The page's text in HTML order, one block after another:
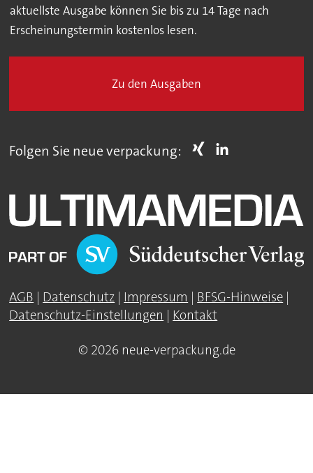
aktuellste Ausgabe können Sie bis zu 14 Tage nach
Erscheinungstermin kostenlos lesen.
Zu den Ausgaben
Folgen Sie neue verpackung:
AGB | Datenschutz | Impressum | BFSG-Hinweise |
Datenschutz-Einstellungen | Kontakt
© 2026 neue-verpackung.de